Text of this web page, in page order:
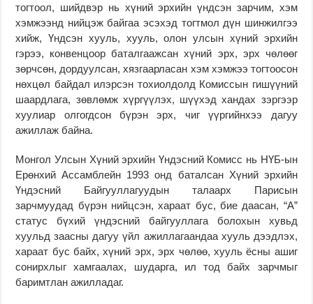
тогтоол, шийдвэр нь хүний эрхийн үндсэн зарчим, хэм
хэмжээнд нийцэж байгаа эсэхэд тогтмол дүн шинжилгээ
хийж, Үндсэн хууль, хууль, олон улсын хүний эрхийн
гэрээ, конвенцоор баталгаажсан хүний эрх, эрх чөлөөг
зөрчсөн, дордуулсан, хязгаарласан хэм хэмжээ тогтоосон
нөхцөл байдал илэрсэн тохиолдолд Комиссын гишүүний
шаардлага, зөвлөмж хүргүүлэх, шүүхэд хандах зэргээр
хуулиар олгогдсон бүрэн эрх, чиг үүргийнхээ дагуу
ажиллаж байна.
Монгол Улсын Хүний эрхийн Үндэсний Комисс нь НҮБ-ын
Ерөнхий Ассамблейн 1993 онд баталсан Хүний эрхийн
Үндэсний Байгууллагуудын талаарх Парисын
зарчмуудад бүрэн нийцсэн, хараат бус, бие даасан, “А”
статус бүхий үндэсний байгууллага болохын хувьд
хуульд заасны дагуу үйл ажиллагаандаа хууль дээдлэх,
хараат бус байх, хүний эрх, эрх чөлөө, хууль ёсны ашиг
сонирхлыг хамгаалах, шударга, ил тод байх зарчмыг
баримтлан ажилладаг.